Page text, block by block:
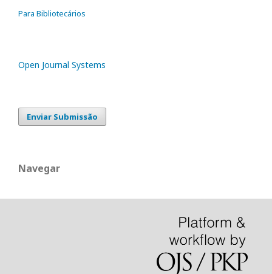
Para Bibliotecários
Open Journal Systems
Enviar Submissão
Navegar